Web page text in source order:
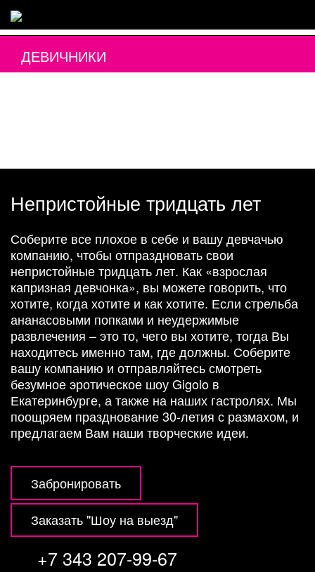
ДЕВИЧНИКИ
Непристойные тридцать лет
Соберите все плохое в себе и вашу девчачью
компанию, чтобы отпраздновать свои
непристойные тридцать лет. Как «взрослая
капризная девчонка», вы можете говорить, что
хотите, когда хотите и как хотите. Если стрельба
ананасовыми попками и неудержимые
развлечения – это то, чего вы хотите, тогда Вы
находитесь именно там, где должны. Соберите
вашу компанию и отправляйтесь смотреть
безумное эротическое шоу Gigolo в
Екатеринбурге, а также на наших гастролях. Мы
поощряем празднование 30-летия с размахом, и
предлагаем Вам наши творческие идеи.
Забронировать
Заказать "Шоу на выезд"
+7 343 207-99-67
Отправить